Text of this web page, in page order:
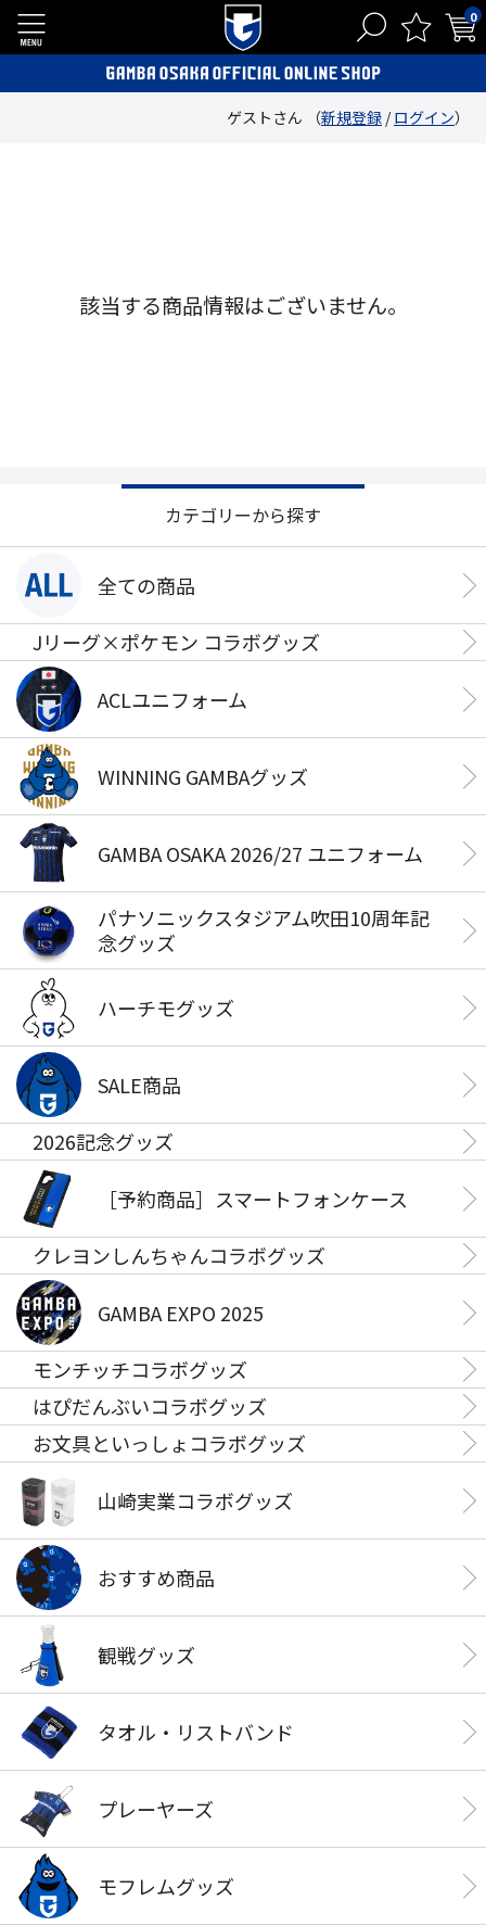
0
ゲストさん （新規登録 /ログイン）
該当する商品情報はございません。
カテゴリーから探す
全ての商品
Jリーグ×ポケモン コラボグッズ
ACLユニフォーム
WINNING GAMBAグッズ
GAMBA OSAKA 2026/27 ユニフォーム
パナソニックスタジアム吹田10周年記
念グッズ
ハーチモグッズ
SALE商品
2026記念グッズ
［予約商品］スマートフォンケース
クレヨンしんちゃんコラボグッズ
GAMBA EXPO 2025
モンチッチコラボグッズ
はぴだんぶいコラボグッズ
お文具といっしょコラボグッズ
山崎実業コラボグッズ
おすすめ商品
観戦グッズ
タオル・リストバンド
プレーヤーズ
モフレムグッズ